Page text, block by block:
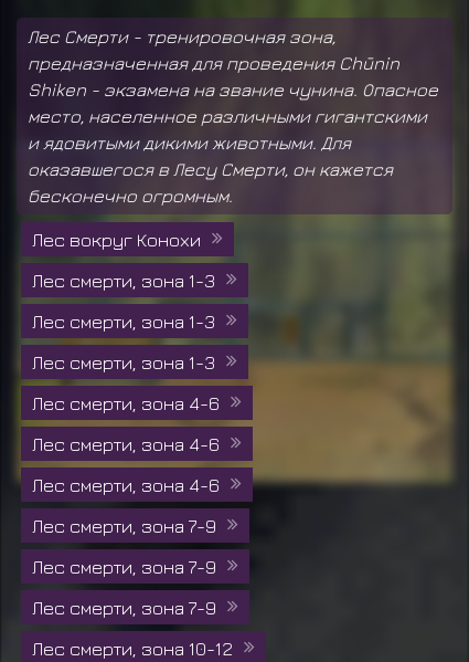
Лес Смерти - тренировочная зона,
предназначенная для проведения Chūnin
Shiken - экзамена на звание чунина. Опасное
место, населенное различными гигантскими
и ядовитыми дикими животными. Для
оказавшегося в Лесу Смерти, он кажется
бесконечно огромным.
Лес вокруг Конохи
Лес смерти, зона 1-3
Лес смерти, зона 1-3
Лес смерти, зона 1-3
Лес смерти, зона 4-6
Лес смерти, зона 4-6
Лес смерти, зона 4-6
Лес смерти, зона 7-9
Лес смерти, зона 7-9
Лес смерти, зона 7-9
Лес смерти, зона 10-12